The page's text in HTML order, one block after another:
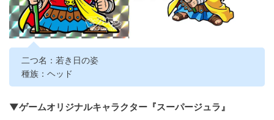
二つ名：若き日の姿
種族：ヘッド
▼ゲームオリジナルキャラクター『スーパージュラ』